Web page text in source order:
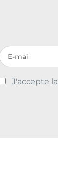
Votre adresse
J'accepte la